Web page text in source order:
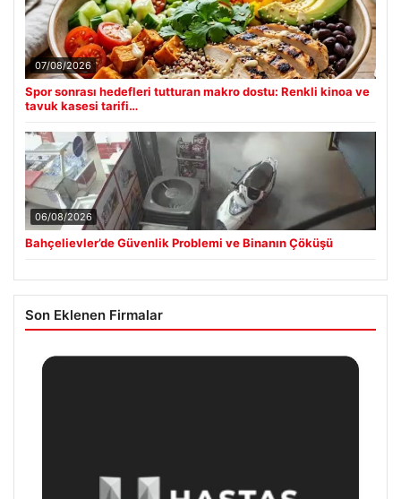
07/08/2026
Spor sonrası hedefleri tutturan makro dostu: Renkli kinoa ve
tavuk kasesi tarifi…
06/08/2026
Bahçelievler’de Güvenlik Problemi ve Binanın Çöküşü
Son Eklenen Firmalar